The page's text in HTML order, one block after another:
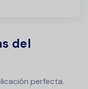
del
perfecta.